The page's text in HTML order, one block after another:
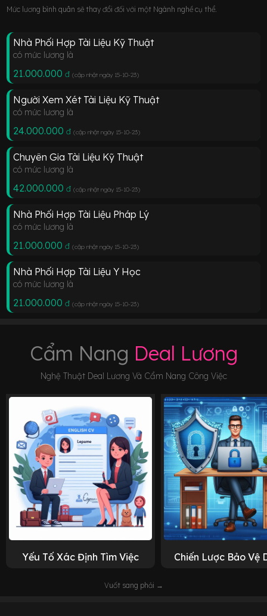
Mức lương bình quân sẽ thay đổi đối với một Ngành nghề cụ thể.
Nhà Phối Hợp Tài Liệu Kỹ Thuật
có mức lương là
21.000.000 đ (cập nhật ngày 15-10-23)
Người Xem Xét Tài Liệu Kỹ Thuật
có mức lương là
24.000.000 đ (cập nhật ngày 15-10-23)
Chuyên Gia Tài Liệu Kỹ Thuật
có mức lương là
42.000.000 đ (cập nhật ngày 15-10-23)
Nhà Phối Hợp Tài Liệu Pháp Lý
có mức lương là
21.000.000 đ (cập nhật ngày 15-10-23)
Nhà Phối Hợp Tài Liệu Y Học
có mức lương là
21.000.000 đ (cập nhật ngày 15-10-23)
Cẩm Nang Deal Lương
Nghệ Thuật Deal Lương Và Cẩm Nang Công Việc
Yếu Tố Xác Định Tìm Việc Chiến Lược Bảo Vệ
Vuốt sang phải →